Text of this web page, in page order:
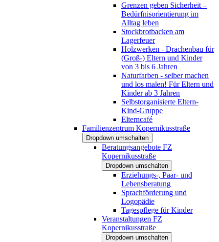
Grenzen geben Sicherheit –
Bedürfnisorientierung im
Alltag leben
Stockbrotbacken am
Lagerfeuer
Holzwerken - Drachenbau für
(Groß-) Eltern und Kinder
von 3 bis 6 Jahren
Naturfarben - selber machen
und los malen! Für Eltern und
Kinder ab 3 Jahren
Selbstorganisierte Eltern-
Kind-Gruppe
Elterncafé
Familienzentrum Kopernikusstraße
Dropdown umschalten
Beratungsangebote FZ
Kopernikusstraße
Dropdown umschalten
Erziehungs-, Paar- und
Lebensberatung
Sprachförderung und
Logopädie
Tagespflege für Kinder
Veranstaltungen FZ
Kopernikusstraße
Dropdown umschalten